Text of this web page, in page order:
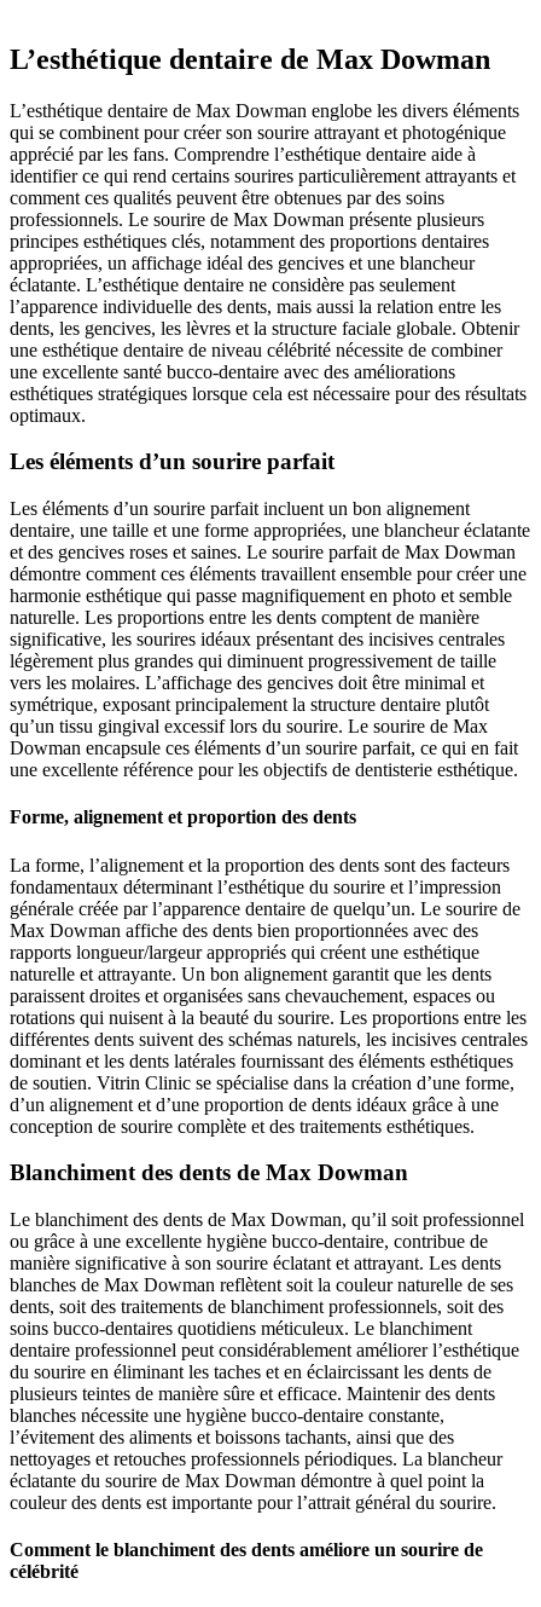
L’esthétique dentaire de Max Dowman
L’esthétique dentaire de Max Dowman englobe les divers éléments
qui se combinent pour créer son sourire attrayant et photogénique
apprécié par les fans. Comprendre l’esthétique dentaire aide à
identifier ce qui rend certains sourires particulièrement attrayants et
comment ces qualités peuvent être obtenues par des soins
professionnels. Le sourire de Max Dowman présente plusieurs
principes esthétiques clés, notamment des proportions dentaires
appropriées, un affichage idéal des gencives et une blancheur
éclatante. L’esthétique dentaire ne considère pas seulement
l’apparence individuelle des dents, mais aussi la relation entre les
dents, les gencives, les lèvres et la structure faciale globale. Obtenir
une esthétique dentaire de niveau célébrité nécessite de combiner
une excellente santé bucco-dentaire avec des améliorations
esthétiques stratégiques lorsque cela est nécessaire pour des résultats
optimaux.
Les éléments d’un sourire parfait
Les éléments d’un sourire parfait incluent un bon alignement
dentaire, une taille et une forme appropriées, une blancheur éclatante
et des gencives roses et saines. Le sourire parfait de Max Dowman
démontre comment ces éléments travaillent ensemble pour créer une
harmonie esthétique qui passe magnifiquement en photo et semble
naturelle. Les proportions entre les dents comptent de manière
significative, les sourires idéaux présentant des incisives centrales
légèrement plus grandes qui diminuent progressivement de taille
vers les molaires. L’affichage des gencives doit être minimal et
symétrique, exposant principalement la structure dentaire plutôt
qu’un tissu gingival excessif lors du sourire. Le sourire de Max
Dowman encapsule ces éléments d’un sourire parfait, ce qui en fait
une excellente référence pour les objectifs de dentisterie esthétique.
Forme, alignement et proportion des dents
La forme, l’alignement et la proportion des dents sont des facteurs
fondamentaux déterminant l’esthétique du sourire et l’impression
générale créée par l’apparence dentaire de quelqu’un. Le sourire de
Max Dowman affiche des dents bien proportionnées avec des
rapports longueur/largeur appropriés qui créent une esthétique
naturelle et attrayante. Un bon alignement garantit que les dents
paraissent droites et organisées sans chevauchement, espaces ou
rotations qui nuisent à la beauté du sourire. Les proportions entre les
différentes dents suivent des schémas naturels, les incisives centrales
dominant et les dents latérales fournissant des éléments esthétiques
de soutien. Vitrin Clinic se spécialise dans la création d’une forme,
d’un alignement et d’une proportion de dents idéaux grâce à une
conception de sourire complète et des traitements esthétiques.
Blanchiment des dents de Max Dowman
Le blanchiment des dents de Max Dowman, qu’il soit professionnel
ou grâce à une excellente hygiène bucco-dentaire, contribue de
manière significative à son sourire éclatant et attrayant. Les dents
blanches de Max Dowman reflètent soit la couleur naturelle de ses
dents, soit des traitements de blanchiment professionnels, soit des
soins bucco-dentaires quotidiens méticuleux. Le blanchiment
dentaire professionnel peut considérablement améliorer l’esthétique
du sourire en éliminant les taches et en éclaircissant les dents de
plusieurs teintes de manière sûre et efficace. Maintenir des dents
blanches nécessite une hygiène bucco-dentaire constante,
l’évitement des aliments et boissons tachants, ainsi que des
nettoyages et retouches professionnels périodiques. La blancheur
éclatante du sourire de Max Dowman démontre à quel point la
couleur des dents est importante pour l’attrait général du sourire.
Comment le blanchiment des dents améliore un sourire de
célébrité